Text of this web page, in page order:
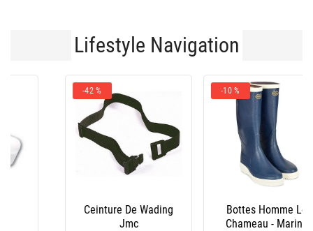
Lifestyle Navigation
Bottes Homme Le
Chameau - Marine
Salopette Xm Ocean